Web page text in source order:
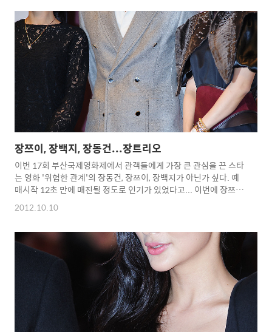
장쯔이, 장백지, 장동건...장트리오
이번 17회 부산국제영화제에서 관객들에게 가장 큰 관심을 끈 스타
는 영화 '위험한 관계'의 장동건, 장쯔이, 장백지가 아닌가 싶다. 예
매시작 12초 만에 매진될 정도로 인기가 있었다고... 이번에 장쯔이,
장백지를 실제로 보니... 서로 다른 분위기의 매력이 있더군요... 전
포스가 있는 장쯔이가 더 매력적이었고... 참..그리고 이번 개그콘서
와 호흡(?) ㅋ 마지막 장쯔이, 장백지 세로 사진은 300mm 화각상
상,하 2장 찍어서 합성한 사진입니다...^^* Copyright 2012.
toodur2 All pictures cannot be copied without
permission. Copyright 2012. toodur2 All p..
2012.10.10